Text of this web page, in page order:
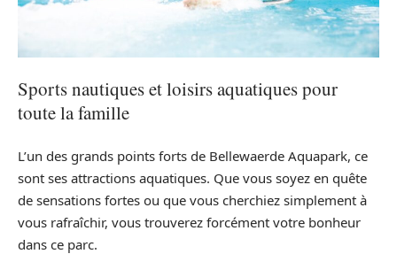
Sports nautiques et loisirs aquatiques pour
toute la famille
L’un des grands points forts de Bellewaerde Aquapark, ce
sont ses attractions aquatiques. Que vous soyez en quête
de sensations fortes ou que vous cherchiez simplement à
vous rafraîchir, vous trouverez forcément votre bonheur
dans ce parc.